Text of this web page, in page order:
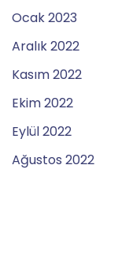
Ocak 2023
Aralık 2022
Kasım 2022
Ekim 2022
Eylül 2022
Ağustos 2022